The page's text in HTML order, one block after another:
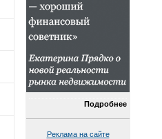
Подробнее
Реклама на сайте